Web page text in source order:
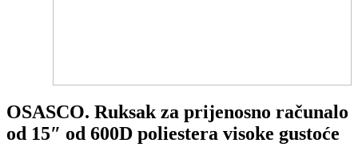
OSASCO. Ruksak za prijenosno računalo
od 15″ od 600D poliestera visoke gustoće